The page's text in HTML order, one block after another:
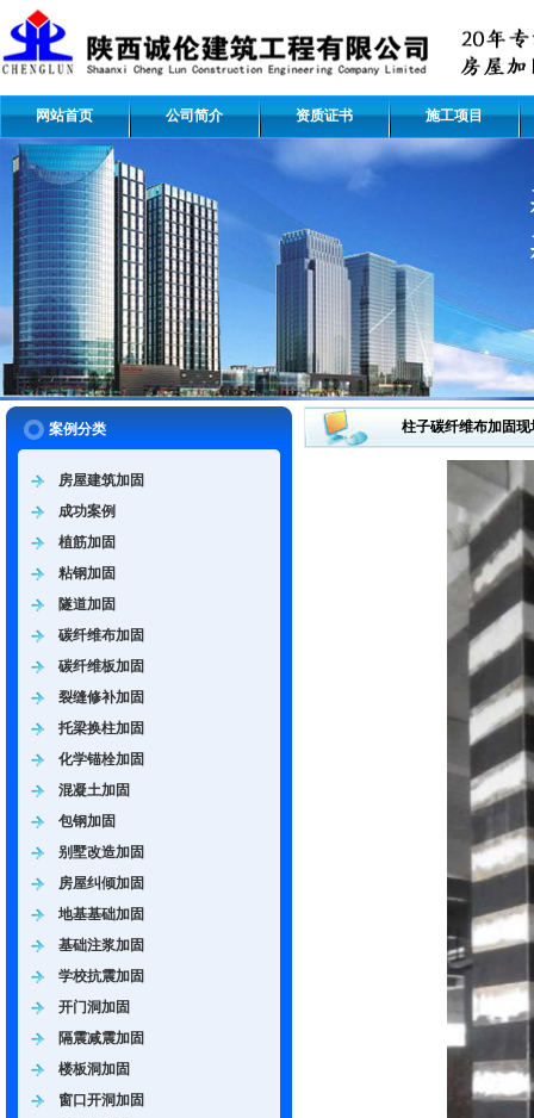
网站首页 公司简介 资质证书 施工项目
案例分类
房屋建筑加固
成功案例
植筋加固
粘钢加固
隧道加固
碳纤维布加固
碳纤维板加固
裂缝修补加固
托梁换柱加固
化学锚栓加固
混凝土加固
包钢加固
别墅改造加固
房屋纠倾加固
地基基础加固
基础注浆加固
学校抗震加固
开门洞加固
隔震减震加固
楼板洞加固
窗口开洞加固
柱子碳纤维布加固现